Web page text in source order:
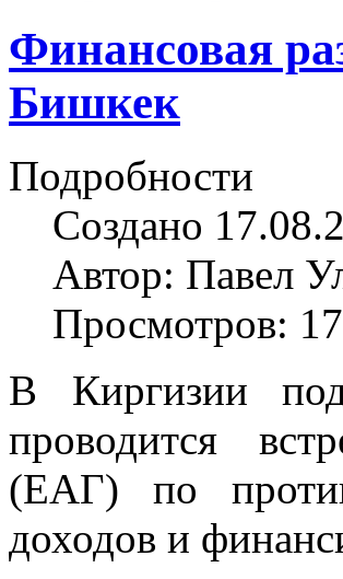
Финансовая
Бишкек
Подробности
Создано
Автор: Павел
Просмотров:
В Киргизии
проводится
(ЕАГ) по
доходов и